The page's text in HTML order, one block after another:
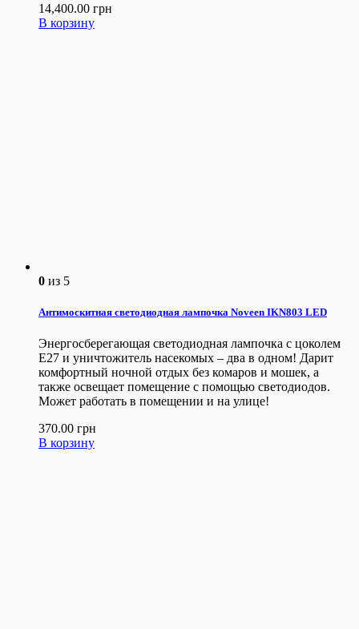
14,400.00 грн
В корзину
0 из 5
Антимоскитная светодиодная лампочка Noveen IKN803 LED
Энергосберегающая светодиодная лампочка с цоколем
Е27 и уничтожитель насекомых – два в одном! Дарит
комфортный ночной отдых без комаров и мошек, а
также освещает помещение с помощью светодиодов.
Может работать в помещении и на улице!
370.00 грн
В корзину